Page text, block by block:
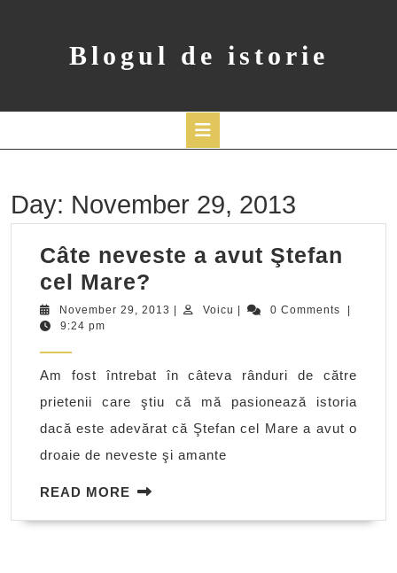
Blogul de istorie
Day: November 29, 2013
Câte neveste a avut Ştefan
cel Mare?
neveste
Ştefan
cel
Mare?
November 29, 2013 November
Voicu Voicu 0 Comments
9:24 pm
Am fost întrebat în câteva rânduri de către
prietenii care ştiu că mă pasionează istoria
dacă este adevărat că Ştefan cel Mare a avut o
droaie de neveste şi amante
READ MORE READ